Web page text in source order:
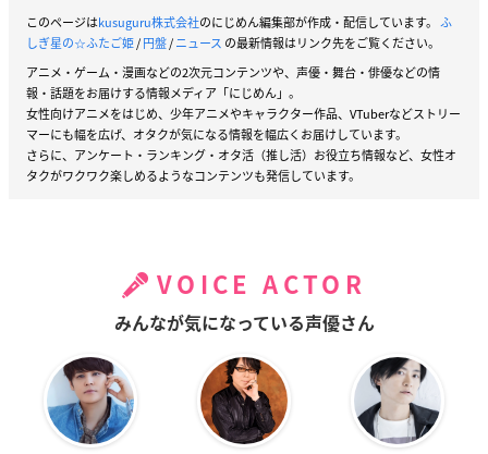
缶バッジ8個セット（各巻）
このページはkusuguru株式会社のにじめん編集部が作成・配信しています。 ふ
しぎ星の☆ふたご姫/円盤/ニュース の最新情報はリンク先をご覧ください。
アニメ・ゲーム・漫画などの2次元コンテンツや、声優・舞台・俳優などの情
報・話題をお届けする情報メディア「にじめん」。
女性向けアニメをはじめ、少年アニメやキャラクター作品、VTuberなどストリー
マーにも幅を広げ、オタクが気になる情報を幅広くお届けしています。
さらに、アンケート・ランキング・オタ活（推し活）お役立ち情報など、女性オ
タクがワクワク楽しめるようなコンテンツも発信しています。
VOICE ACTOR
みんなが気になっている声優さん